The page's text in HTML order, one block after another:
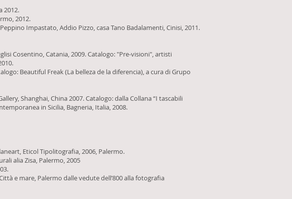
2012.
2012.
Impastato, Addio Pizzo, casa Tano Badalamenti, Cinisi, 2011.
Cosentino, Catania, 2009. Catalogo: "Pre-visioni", artisti
Beautiful Freak (La belleza de la diferencia), a cura di Grupo
Shanghai, China 2007. Catalogo: dalla Collana “I tascabili
in Sicilia, Bagneria, Italia, 2008.
Eticol Tipolitografia, 2006, Palermo.
alia Zisa, Palermo, 2005
e mare, Palermo dalle vedute dell’800 alla fotografia